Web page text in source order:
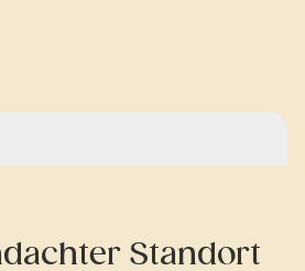
Standort